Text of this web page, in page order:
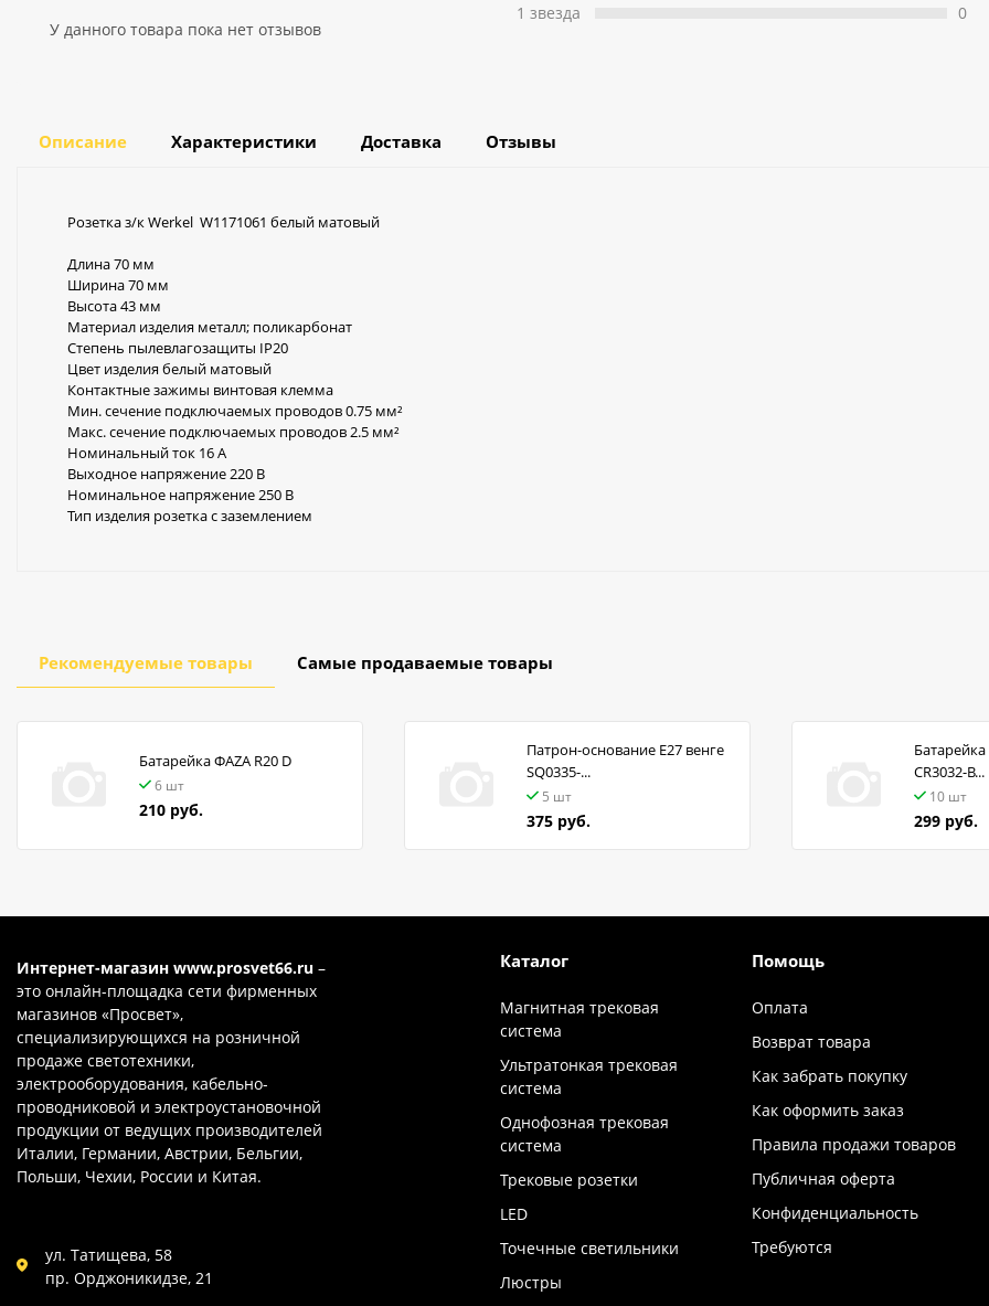
У данного товара пока нет отзывов
1 звeзда
0
Описание Характеристики Доставка Отзывы
Розетка з/к Werkel W1171061 белый матовый
Длина 70 мм
Ширина 70 мм
Высота 43 мм
Материал изделия металл; поликарбонат
Степень пылевлагозащиты IP20
Цвет изделия белый матовый
Контактные зажимы винтовая клемма
Мин. сечение подключаемых проводов 0.75 мм²
Макс. сечение подключаемых проводов 2.5 мм²
Номинальный ток 16 А
Выходное напряжение 220 В
Номинальное напряжение 250 В
Тип изделия розетка с заземлением
Рекомендуемые товары Самые продаваемые товары
Батарейка ФАZA R20 D
6 шт
210 руб.
Патрон-основание Е27 венге
SQ0335-...
5 шт
375 руб.
CR3032-B...
10 шт
299 руб.
Интернет-магазин www.prosvet66.ru –
это онлайн-площадка сети фирменных
магазинов «Просвет»,
специализирующихся на розничной
продаже светотехники,
электрооборудования, кабельно-
проводниковой и электроустановочной
продукции от ведущих производителей
Италии, Германии, Австрии, Бельгии,
Польши, Чехии, России и Китая.
ул. Татищева, 58
пр. Орджоникидзе, 21
Каталог
Магнитная трековая
система
Ультратонкая трековая
система
Однофозная трековая
система
Трековые розетки
LED
Точечные светильники
Люстры
Помощь
Оплата
Возврат товара
Как забрать покупку
Как оформить заказ
Правила продажи товаров
Публичная оферта
Конфиденциальность
Требуются